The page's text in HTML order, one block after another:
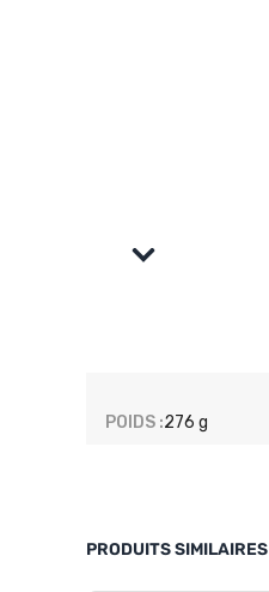
POIDS :276 g
PRODUITS SIMILAIRES